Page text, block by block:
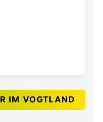
IM VOGTLAND